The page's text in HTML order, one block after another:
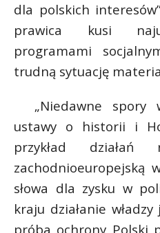
dla polskich
prawica kusi
programami
trudną sytuację
„Niedawne spory
ustawy o historii i
przykład działań
zachodnioeuropejską
słowa dla zysku w
kraju działanie
próba ochrony Polski